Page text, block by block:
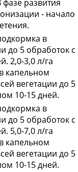
фазе развития
- начало
в
до 5 обработок с
2,0-3,0 л/га
капельном
вегетации до 5
10-15 дней.
в
до 5 обработок с
5,0-7,0 л/га
капельном
вегетации до 5
10-15 дней.